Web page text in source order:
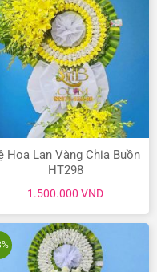
VND.
Hoa Lan Vàng Chia Buồn
HT298
1.500.000 VND